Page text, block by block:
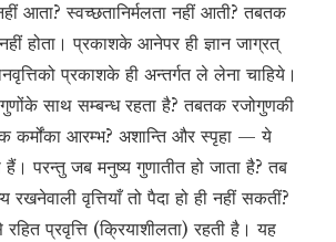
आता? स्वच्छतानिर्मलता नहीं आती? तबतक
होता। प्रकाशके आनेपर ही ज्ञान जाग्रत्
प्रकाशके ही अन्तर्गत ले लेना चाहिये।
साथ सम्बन्ध रहता है? तबतक रजोगुणकी
कर्मोंका आरम्भ? अशान्ति और स्पृहा — ये
हैं। परन्तु जब मनुष्य गुणातीत हो जाता है? तब
रखनेवाली वृत्तियाँ तो पैदा हो ही नहीं सकतीं?
प्रवृत्ति (क्रियाशीलता) रहती है। यह